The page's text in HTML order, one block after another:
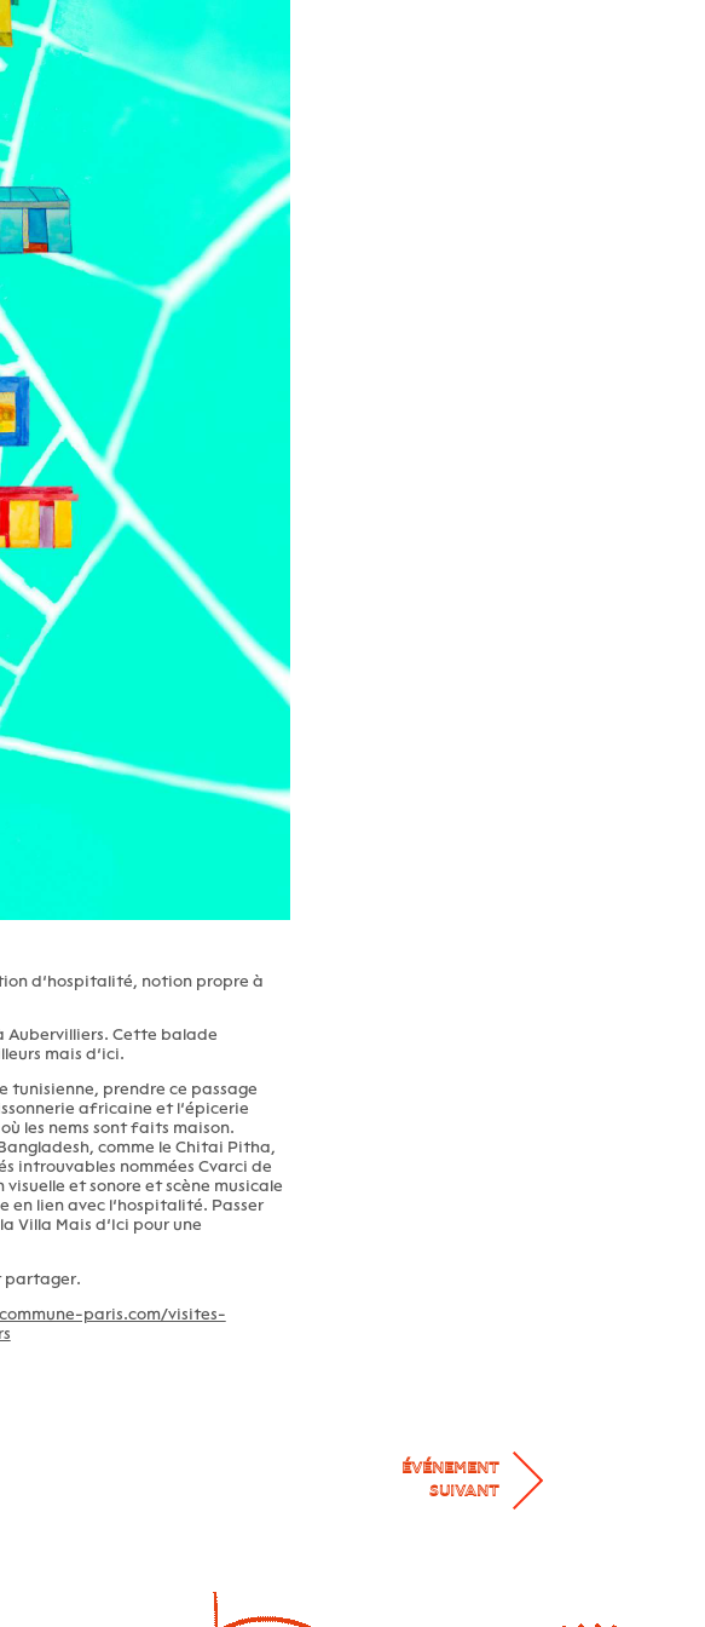
d’hospitalité, notion propre à
Aubervilliers. Cette balade
mais d’ici.
tunisienne, prendre ce passage
africaine et l’épicerie
les nems sont faits maison.
comme le Chitai Pitha,
introuvables nommées Cvarci de
et sonore et scène musicale
en lien avec l’hospitalité. Passer
Villa Mais d’Ici pour une
partager.
paris.com/visites-
ÉVÉNEMENT
SUIVANT